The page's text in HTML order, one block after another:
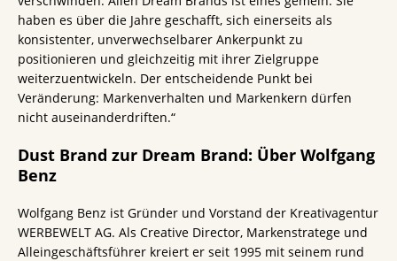
haben es über die Jahre geschafft, sich einerseits als
konsistenter, unverwechselbarer Ankerpunkt zu
positionieren und gleichzeitig mit ihrer Zielgruppe
weiterzuentwickeln. Der entscheidende Punkt bei
Veränderung: Markenverhalten und Markenkern dürfen
nicht auseinanderdriften.“
Dust Brand zur Dream Brand: Über Wolfgang
Benz
Wolfgang Benz ist Gründer und Vorstand der Kreativagentur
WERBEWELT AG. Als Creative Director, Markenstratege und
Alleingeschäftsführer kreiert er seit 1995 mit seinem rund